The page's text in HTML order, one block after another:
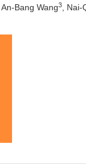
, An-Bang Wang3 ,